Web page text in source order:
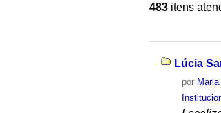
483 itens
Lúcia
por